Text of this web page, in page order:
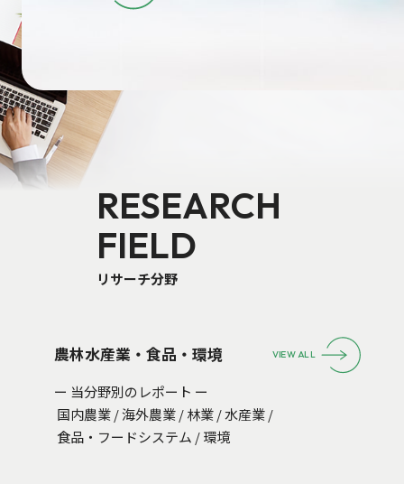
RESEARCH
FIELD
リサーチ分野
農林水産業・食品・環境 VIEW ALL
ー 当分野別のレポート ー
国内農業 /海外農業 / 林業 /水産業 /
食品・フードシステム / 環境